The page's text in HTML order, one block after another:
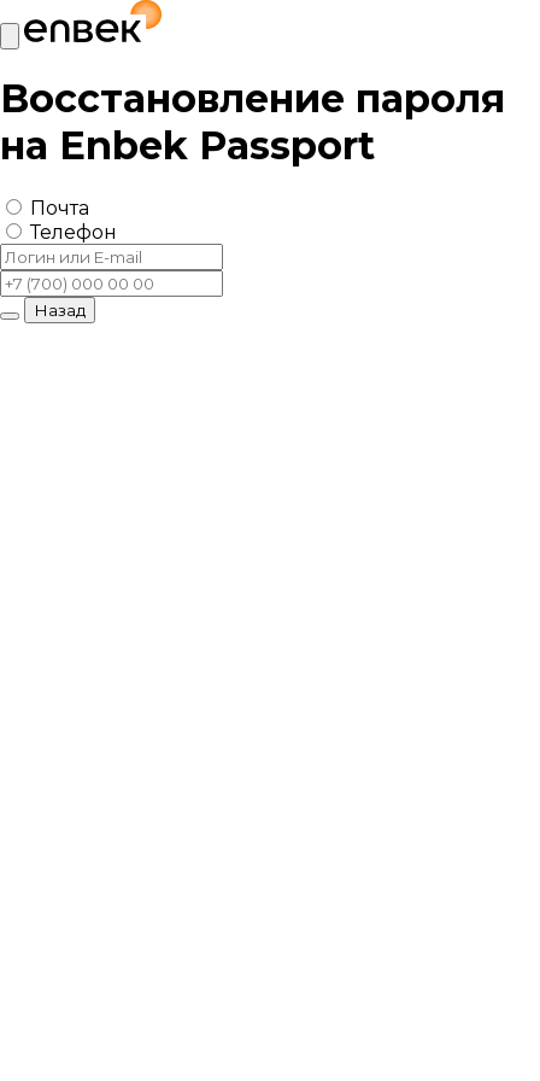
Восстановление пароля
на Enbek Passport
Почта
Телефон
Назад